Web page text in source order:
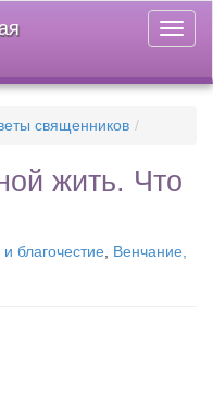
меню
священников
жить. Что
благочестие
Венчание,